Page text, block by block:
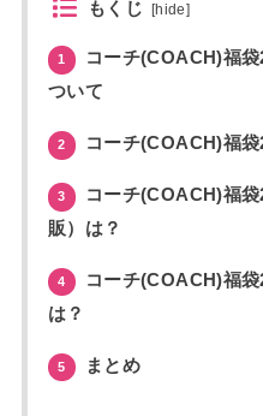
もくじ [hide]
1
コーチ(COACH)福
ついて
2 コーチ(COACH)福
3
コーチ(COACH)福
販）は？
4
コーチ(COACH)福
は？
5 まとめ